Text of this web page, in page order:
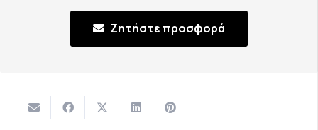
Ζητήστε προσφορά